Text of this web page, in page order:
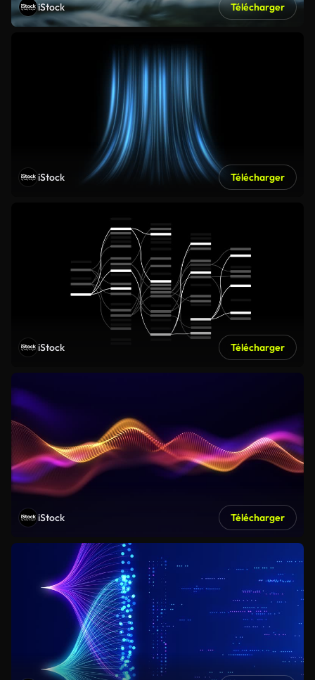
iStock Télécharger
iStock Télécharger
iStock Télécharger
iStock Télécharger